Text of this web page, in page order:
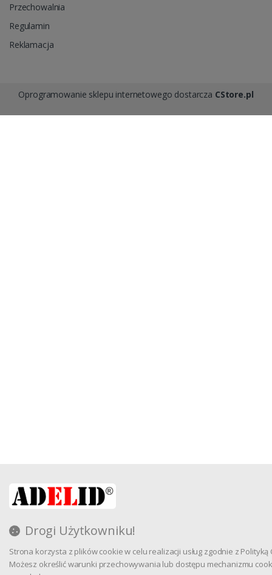
Drogi Użytkowniku!
Strona korzysta z plików cookie w celu realizacji usług zgodnie z Polityką
Możesz określić warunki przechowywania lub dostępu mechanizmu
Przechowalnia
Regulamin
Reklamacja
Oprogramowanie sklepu internetowego dostarcza CStore.pl